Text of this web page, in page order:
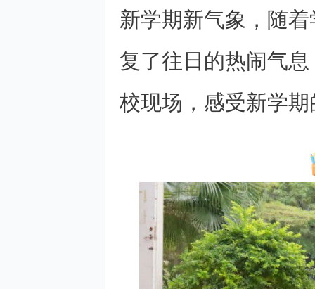
新学期新气象，随
复了往日的热闹气
校现场，感受新学